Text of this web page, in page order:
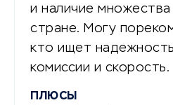
и наличие
стране. Могу
кто ищет
комиссии и скорость.
ПЛЮСЫ